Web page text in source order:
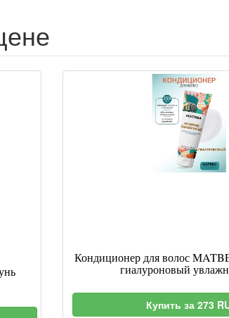
Кондиционер для волос
гиалуроновый
Купить за 273